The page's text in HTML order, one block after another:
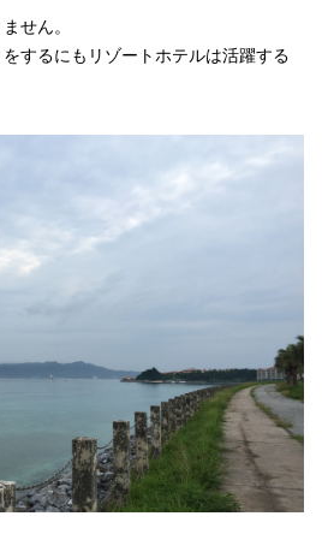
せん。
するにもリゾートホテルは活躍する